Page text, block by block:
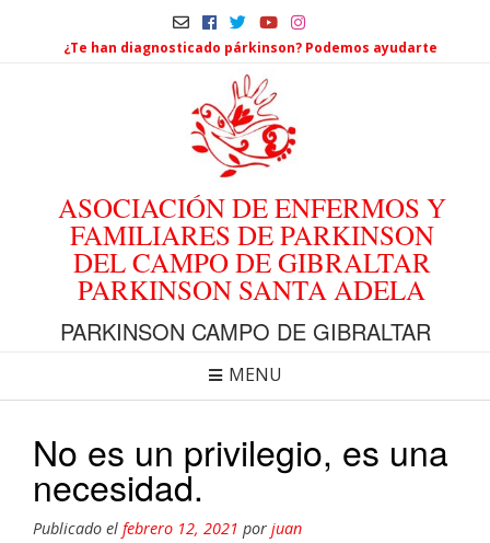
¿Te han diagnosticado párkinson? Podemos ayudarte
ASOCIACIÓN DE ENFERMOS Y
FAMILIARES DE PARKINSON
DEL CAMPO DE GIBRALTAR
PARKINSON SANTA ADELA
PARKINSON CAMPO DE GIBRALTAR
MENU
No es un privilegio, es una
necesidad.
Publicado el febrero 12, 2021 por juan